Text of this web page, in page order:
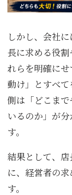
しかし、会社
長に求める役
れらを明確に
動け」とすべ
側は「どこま
いるのか」が
す。
結果として、
に、経営者の
す。